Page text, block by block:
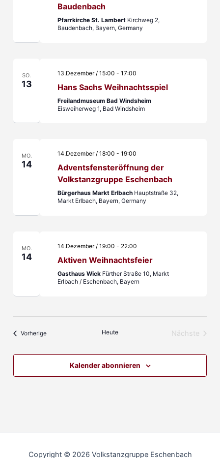
Baudenbach
Pfarrkirche St. Lambert Kirchweg 2,
Baudenbach, Bayern, Germany
SO.
13
13.Dezember / 15:00 - 17:00
Hans Sachs Weihnachtsspiel
Freilandmuseum Bad Windsheim
Eisweiherweg 1, Bad Windsheim
MO.
14
14.Dezember / 18:00 - 19:00
Adventsfensteröffnung der
Volkstanzgruppe Eschenbach
Bürgerhaus Markt Erlbach Hauptstraße 32,
Markt Erlbach, Bayern, Germany
MO.
14
14.Dezember / 19:00 - 22:00
Aktiven Weihnachtsfeier
Gasthaus Wick Fürther Straße 10, Markt
Erlbach / Eschenbach, Bayern
VorherigeVeranstaltungen Heute
Nächste
Kalender abonnieren
Copyright © 2026 Volkstanzgruppe Eschenbach